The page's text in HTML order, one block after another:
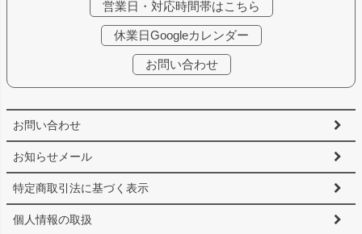
お問い合わせ
お知らせメール
特定商取引法に基づく表示
個人情報の取扱
営業日・対応時間帯はこちら
休業日Googleカレンダー
お問い合わせ